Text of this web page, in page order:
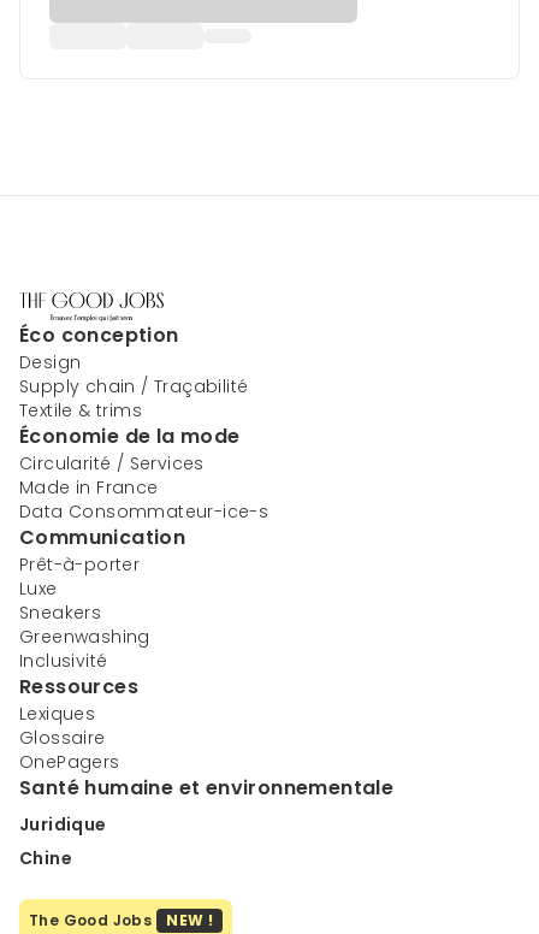
Éco conception
Design
Supply chain / Traçabilité
Textile & trims
Économie de la mode
Circularité / Services
Made in France
Data Consommateur-ice-s
Communication
Prêt-à-porter
Luxe
Sneakers
Greenwashing
Inclusivité
Ressources
Lexiques
Glossaire
OnePagers
Santé humaine et environnementale
Juridique
Chine
The Good Jobs NEW !